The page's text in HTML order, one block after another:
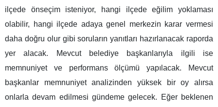
ilçede önseçim isteniyor, hangi ilçede eğilim yoklaması
olabilir, hangi ilçede adaya genel merkezin karar vermesi
daha doğru olur gibi soruların yanıtları hazırlanacak raporda
yer alacak. Mevcut belediye başkanlarıyla ilgili ise
memnuniyet ve performans ölçümü yapılacak. Mevcut
başkanlar memnuniyet analizinden yüksek bir oy alırsa
onlarla devam edilmesi gündeme gelecek. Eğer beklenen